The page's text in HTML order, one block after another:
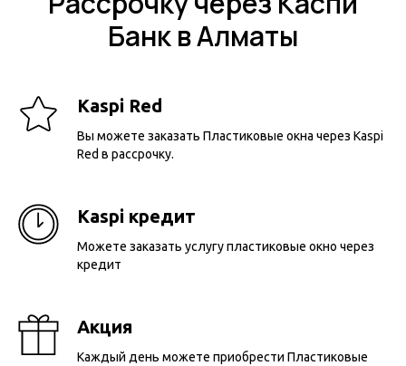
Банк в Алматы
Kaspi Red
Вы можете заказать Пластиковые окна через Kaspi
Red в рассрочку.
Kaspi кредит
Можете заказать услугу пластиковые окно через
кредит
Акция
Каждый день можете приобрести Пластиковые